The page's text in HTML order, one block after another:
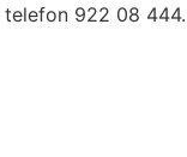
telefon 922 08 444.